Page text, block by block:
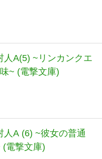
人A(5) ~リンカンクエ
~ (電撃文庫)
人A (6) ~彼女の普通
(電撃文庫)